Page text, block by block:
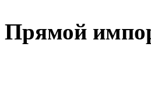
Прямой